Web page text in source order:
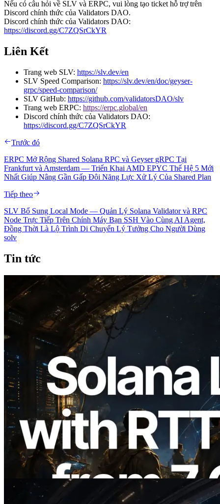
Nếu có câu hỏi về SLV và ERPC, vui lòng tạo ticket hỗ trợ trên
Discord chính thức của Validators DAO.
Discord chính thức của Validators DAO:
https://discord.gg/C7ZQSrCkYR
Liên Kết
Trang web SLV: https://slv.dev/en
SLV Speed Comparison: https://slv.dev/en/doc/geyser-
grpc/speed-comparison/
SLV GitHub: https://github.com/validatorsDAO/slv
Trang web ERPC: https://erpc.global/en
Discord chính thức của Validators DAO:
https://discord.gg/C7ZQSrCkYR
Trước đó
ERPC Mở Rộng Shared Solana RPC và Geyser gRPC Tại
Frankfurt và Amsterdam — Triển Khai AMD EPYC Thế Hệ 5 Mới
Nhất Giúp Nâng Gần Gấp Đôi Năng Lực Xử Lý Của Shared Plan
Tiếp theo
SLV Bổ Sung Local Mode — Quản Lý Solana Validator và RPC
Node Trực Tiếp Trên Chính Máy Bạn SSH Vào Cùng AI Agent,
Đồng Thời Là Lộ Trình Di Chuyển Lý Tưởng Cho Người Dùng
solv
Tin tức
2026.08.05
ERPC mở rộng Solana Leader Slot API
với phép đo ping từ 7 khu vực toàn cầu —
Validators Information API cũng chính
thức ra mắt
Đọc bài viết này